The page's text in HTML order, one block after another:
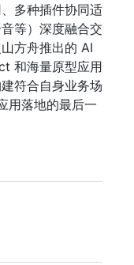
多种插件协同适
等）深度融合交
方舟推出的 AI
和海量原型应用
符合自身业务场
用落地的最后一